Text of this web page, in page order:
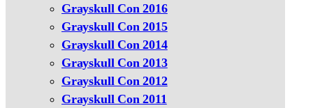
Grayskull Con 2016
Grayskull Con 2015
Grayskull Con 2014
Grayskull Con 2013
Grayskull Con 2012
Grayskull Con 2011